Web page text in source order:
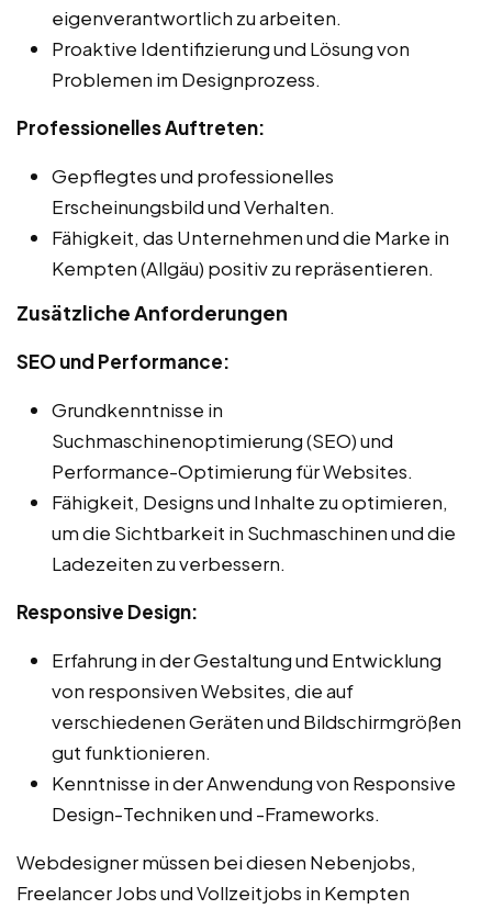
eigenverantwortlich zu arbeiten.
Proaktive Identifizierung und Lösung von
Problemen im Designprozess.
Professionelles Auftreten:
Gepflegtes und professionelles
Erscheinungsbild und Verhalten.
Fähigkeit, das Unternehmen und die Marke in
Kempten (Allgäu) positiv zu repräsentieren.
Zusätzliche Anforderungen
SEO und Performance:
Grundkenntnisse in
Suchmaschinenoptimierung (SEO) und
Performance-Optimierung für Websites.
Fähigkeit, Designs und Inhalte zu optimieren,
um die Sichtbarkeit in Suchmaschinen und die
Ladezeiten zu verbessern.
Responsive Design:
Erfahrung in der Gestaltung und Entwicklung
von responsiven Websites, die auf
verschiedenen Geräten und Bildschirmgrößen
gut funktionieren.
Kenntnisse in der Anwendung von Responsive
Design-Techniken und -Frameworks.
Webdesigner müssen bei diesen Nebenjobs,
Freelancer Jobs und Vollzeitjobs in Kempten